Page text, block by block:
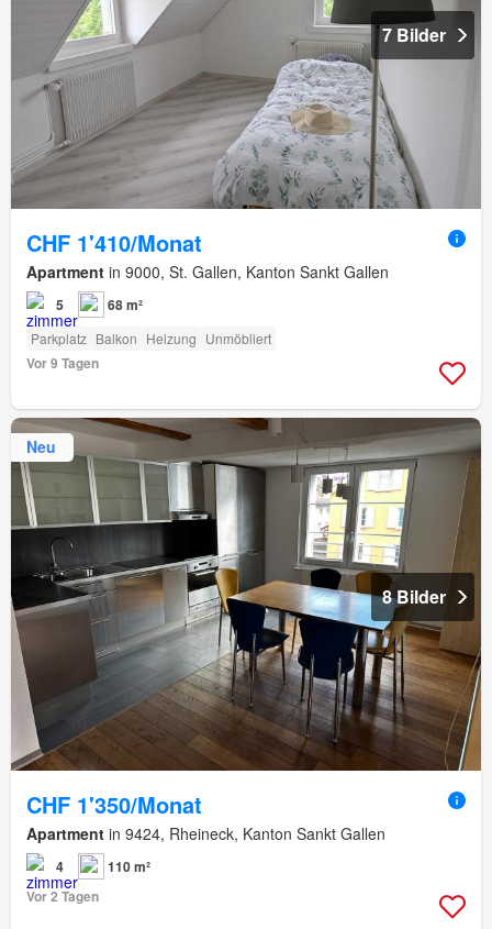
7 Bilder
CHF 1'410/Monat
Apartment in 9000, St. Gallen, Kanton Sankt Gallen
5 68 m²
Parkplatz Balkon Heizung Unmöbliert
Vor 9 Tagen
Neu
8 Bilder
CHF 1'350/Monat
Apartment in 9424, Rheineck, Kanton Sankt Gallen
4
110 m²
Vor 2 Tagen